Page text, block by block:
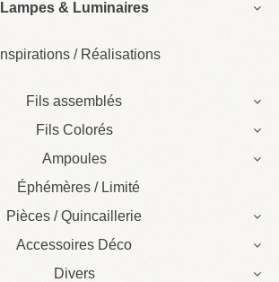
Lampes & Luminaires
Inspirations / Réalisations
Fils assemblés
Fils Colorés
Ampoules
Éphémères / Limité
Pièces / Quincaillerie
Accessoires Déco
Divers